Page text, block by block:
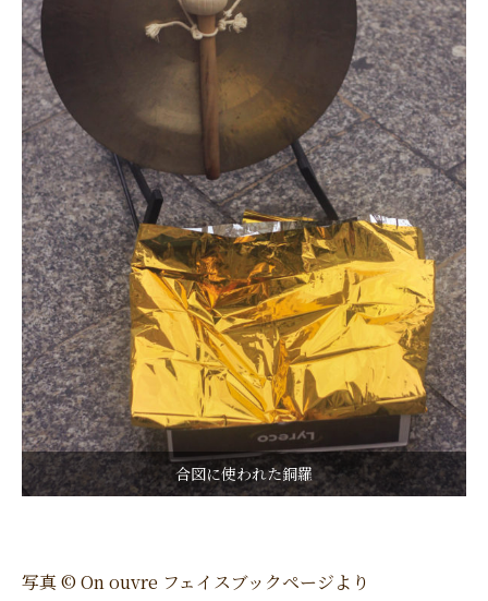
合図に使われた銅羅
写真 © On ouvre フェイスブックページより